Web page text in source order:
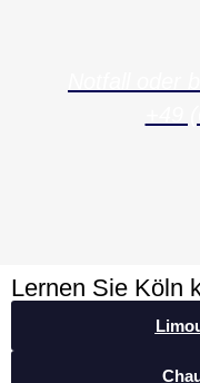
Lernen Sie Köln